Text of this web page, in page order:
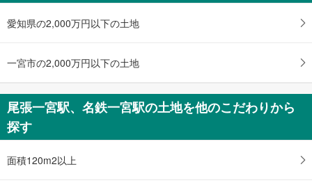
愛知県の2,000万円以下の土地
一宮市の2,000万円以下の土地
尾張一宮駅、名鉄一宮駅の土地を他のこだわりから
探す
面積120m2以上